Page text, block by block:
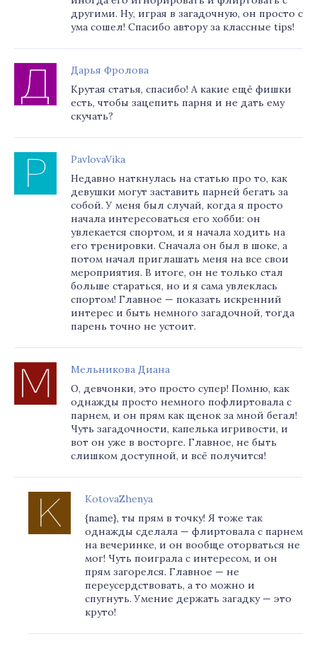
другими. Ну, играя в загадочную, он просто с
ума сошел! Спасибо автору за классные tips!
Дарья Фролова
Крутая статья, спасибо! А какие ещё фишки
есть, чтобы зацепить парня и не дать ему
скучать?
PavlovaVika
Недавно наткнулась на статью про то, как
девушки могут заставить парней бегать за
собой. У меня был случай, когда я просто
начала интересоваться его хобби: он
увлекается спортом, и я начала ходить на
его тренировки. Сначала он был в шоке, а
потом начал приглашать меня на все свои
мероприятия. В итоге, он не только стал
больше стараться, но и я сама увлеклась
спортом! Главное — показать искренний
интерес и быть немного загадочной, тогда
парень точно не устоит.
Мельникова Диана
О, девчонки, это просто супер! Помню, как
однажды просто немного пофлиртовала с
парнем, и он прям как щенок за мной бегал!
Чуть загадочности, капелька игривости, и
вот он уже в восторге. Главное, не быть
слишком доступной, и всё получится!
KotovaZhenya
{name}, ты прям в точку! Я тоже так
однажды сделала — флиртовала с парнем
на вечеринке, и он вообще оторваться не
мог! Чуть поиграла с интересом, и он
прям загорелся. Главное — не
переусердствовать, а то можно и
спугнуть. Умение держать загадку — это
круто!